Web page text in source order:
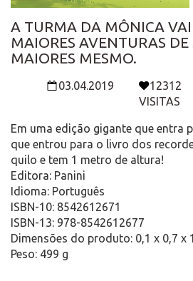
A TURMA DA MÔNICA VAI
MAIORES AVENTURAS DE
MAIORES MESMO.
03.04.2019
12312
VISITAS
Em uma edição gigante que entra
que entrou para o livro dos
quilo e tem 1 metro de altura!
Editora: Panini
Idioma: Português
ISBN-10: 8542612671
ISBN-13: 978-8542612677
Dimensões do produto: 0,1 x 0,7 x
Peso: 499 g